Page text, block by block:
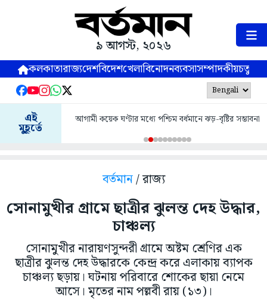
৯ আগস্ট, ২০২৬
কলকাতারাজ্যদেশবিদেশখেলাবিনোদনব্যবসাসম্পাদকীয়
এই
মুহূর্তে
আগামী কয়েক ঘণ্টার মধ্যে পশ্চিম বর্ধমানে ঝড়-বৃষ্টির সম্ভাবনা
বর্তমান/ রাজ্য
সোনামুখীর গ্রামে ছাত্রীর ঝুলন্ত দেহ উদ্ধার,
চাঞ্চল্য
সোনামুখীর নারায়ণসুন্দরী গ্রামে অষ্টম শ্রেণির এক
ছাত্রীর ঝুলন্ত দেহ উদ্ধারকে কেন্দ্র করে এলাকায় ব্যাপক
চাঞ্চল্য ছড়ায়। ঘটনায় পরিবারে শোকের ছায়া নেমে
আসে। মৃতের নাম পল্লবী রায় (১৩)।